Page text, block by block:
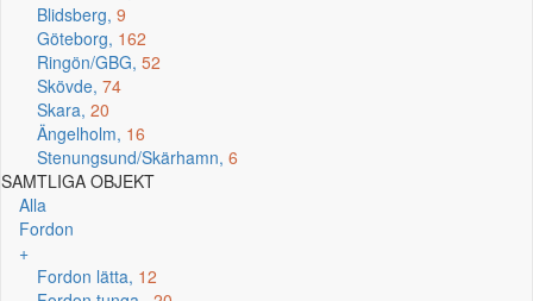
Blidsberg, 9
Göteborg, 162
Ringön/GBG, 52
Skövde, 74
Skara, 20
Ängelholm, 16
Stenungsund/Skärhamn, 6
SAMTLIGA OBJEKT
Alla
Fordon
+
Fordon lätta, 12